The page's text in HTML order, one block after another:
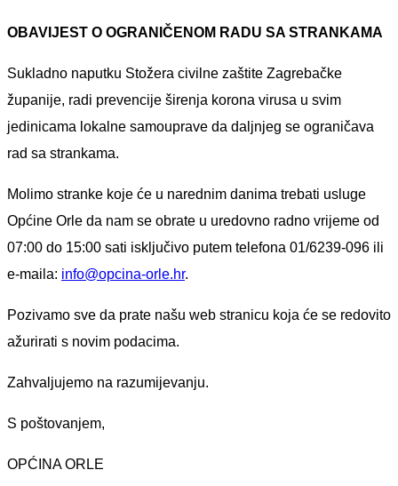
OBAVIJEST O OGRANIČENOM RADU SA STRANKAMA
Sukladno naputku Stožera civilne zaštite Zagrebačke
županije, radi prevencije širenja korona virusa u svim
jedinicama lokalne samouprave da daljnjeg se ograničava
rad sa strankama.
Molimo stranke koje će u narednim danima trebati usluge
Općine Orle da nam se obrate u uredovno radno vrijeme od
07:00 do 15:00 sati isključivo putem telefona 01/6239-096 ili
e-maila: info@opcina-orle.hr.
Pozivamo sve da prate našu web stranicu koja će se redovito
ažurirati s novim podacima.
Zahvaljujemo na razumijevanju.
S poštovanjem,
OPĆINA ORLE